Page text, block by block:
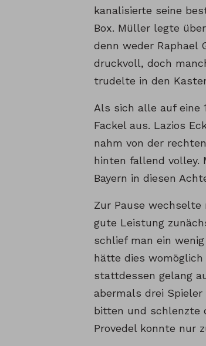
kanalisierte seine
Box. Müller legte
denn weder Raphael
druckvoll, doch
trudelte in den
Als sich alle auf eine
Fackel aus. Lazios
nahm von der
hinten fallend volley.
Bayern in diesen
Zur Pause wechselte
gute Leistung
schlief man ein
hätte dies
stattdessen gelang
abermals drei
bitten und schlenzte
Provedel konnte nur